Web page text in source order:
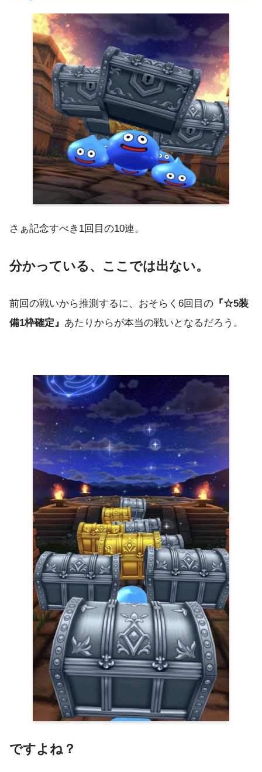
さぁ記念すべき1回目の10連。
分かっている、ここでは出ない。
前回の戦いから推測するに、おそらく6回目の 『☆5装
備1枠確定』 あたりからが本当の戦いとなるだろう。
ですよね？